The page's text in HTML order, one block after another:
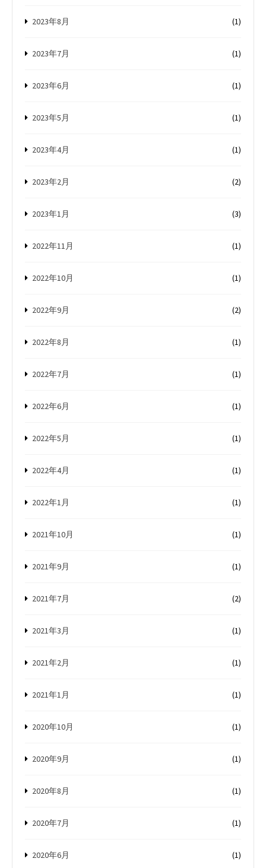
2023年8月 (1)
2023年7月 (1)
2023年6月 (1)
2023年5月 (1)
2023年4月 (1)
2023年2月 (2)
2023年1月 (3)
2022年11月 (1)
2022年10月 (1)
2022年9月 (2)
2022年8月 (1)
2022年7月 (1)
2022年6月 (1)
2022年5月 (1)
2022年4月 (1)
2022年1月 (1)
2021年10月 (1)
2021年9月 (1)
2021年7月 (2)
2021年3月 (1)
2021年2月 (1)
2021年1月 (1)
2020年10月 (1)
2020年9月 (1)
2020年8月 (1)
2020年7月 (1)
2020年6月 (1)